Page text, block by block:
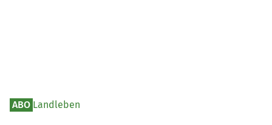
ABO Landleben